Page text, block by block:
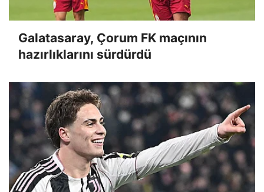
Galatasaray, Çorum FK maçının
hazırlıklarını sürdürdü